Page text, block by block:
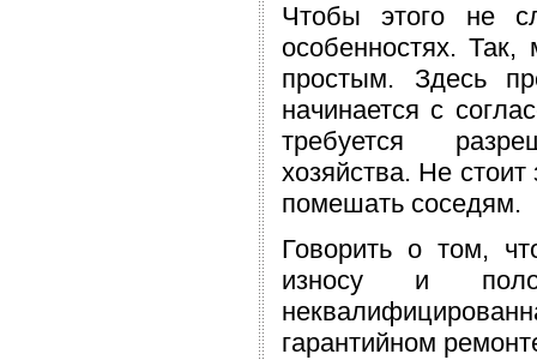
Чтобы этого не
особенностях. Так,
простым. Здесь
начинается с
требуется
хозяйства. Не
помешать соседям.
Говорить о том,
износу и
гарантийном